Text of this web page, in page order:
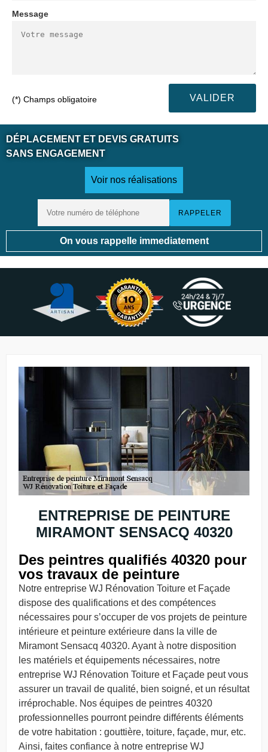
Message
(*) Champs obligatoire
DÉPLACEMENT ET DEVIS GRATUITS
SANS ENGAGEMENT
Voir nos réalisations
On vous rappelle immediatement
ENTREPRISE DE PEINTURE
MIRAMONT SENSACQ 40320
Des peintres qualifiés 40320 pour
vos travaux de peinture
Notre entreprise WJ Rénovation Toiture et Façade
dispose des qualifications et des compétences
nécessaires pour s’occuper de vos projets de peinture
intérieure et peinture extérieure dans la ville de
Miramont Sensacq 40320. Ayant à notre disposition
les matériels et équipements nécessaires, notre
entreprise WJ Rénovation Toiture et Façade peut vous
assurer un travail de qualité, bien soigné, et un résultat
irréprochable. Nos équipes de peintres 40320
professionnelles pourront peindre différents éléments
de votre habitation : gouttière, toiture, façade, mur, etc.
Ainsi, faites confiance à notre entreprise WJ